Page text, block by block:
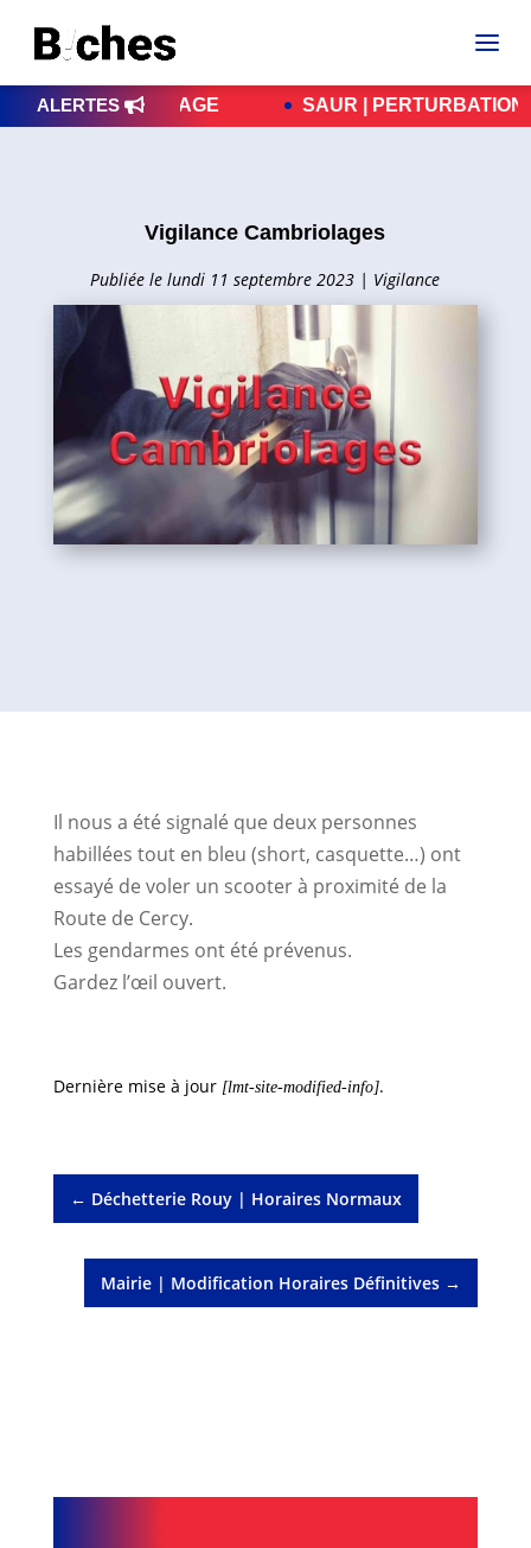
ALERTES SAUR | PERTURBATIONS – LES
Vigilance Cambriolages
lundi 11 septembre 2023 | Vigilance
Il nous a été signalé que deux personnes
habillées tout en bleu (short, casquette…) ont
essayé de voler un scooter à proximité de la
Route de Cercy.
Les gendarmes ont été prévenus.
Gardez l’œil ouvert.
Dernière mise à jour [lmt-site-modified-info].
← Déchetterie Rouy | Horaires Normaux
Mairie | Modification Horaires Définitives →